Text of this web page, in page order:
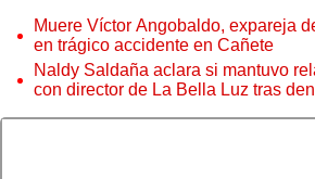
Muere Víctor Angobaldo, expareja
en trágico accidente en Cañete
Naldy Saldaña aclara si mantuvo
con director de La Bella Luz tras